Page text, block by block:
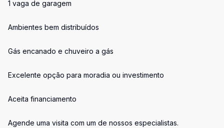
1 vaga de garagem
Ambientes bem distribuídos
Gás encanado e chuveiro a gás
Excelente opção para moradia ou investimento
Aceita financiamento
Agende uma visita com um de nossos especialistas.